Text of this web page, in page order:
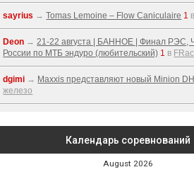
sayrius →Tomas Lemoine – Flow Caniculaire 1 в
Deon →21-22 августа | БАННОЕ | Финал РЭС,
России по МТБ эндуро (любительский) 1 в
dgimi → Maxxis представляют новый Minion
железо